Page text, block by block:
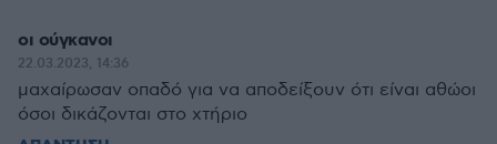
οι ούγκανοι
22.03.2023, 14:36
μαχαίρωσαν οπαδό για να αποδείξουν ότι είναι αθώοι
όσοι δικάζονται στο χτήριο